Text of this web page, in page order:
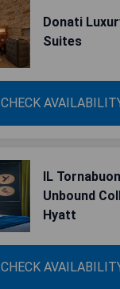
Donati
Suites
CHECK
IL
Unbound
Hyatt
CHECK